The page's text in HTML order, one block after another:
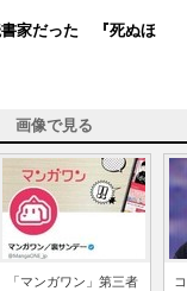
書家だった 『死ぬほ
画像で見る
「マンガワン」第三者